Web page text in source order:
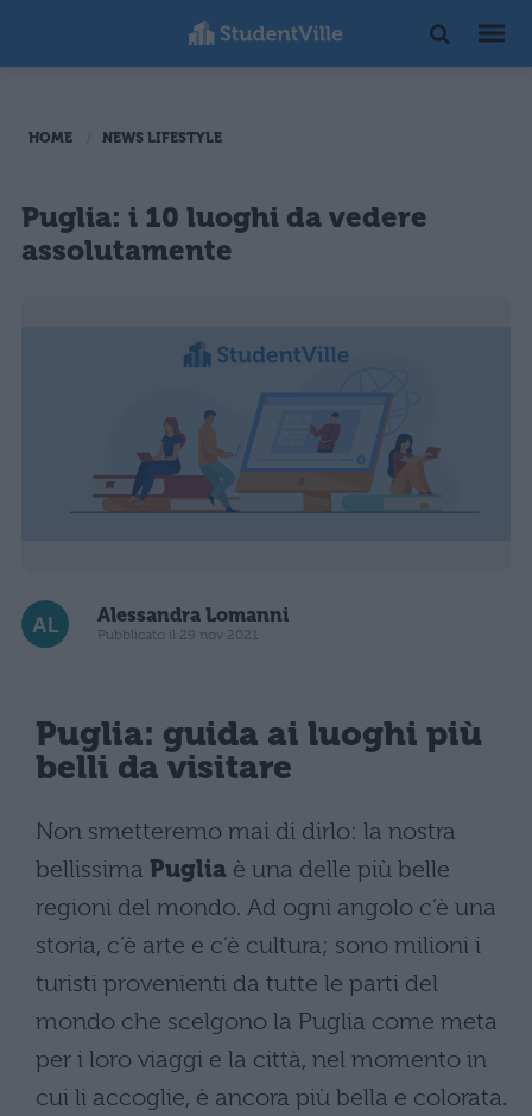
HOME NEWS LIFESTYLE
Puglia: i 10 luoghi da vedere
assolutamente
Alessandra Lomanni
Pubblicato il 29 nov 2021
Puglia: guida ai luoghi più
belli da visitare
Non smetteremo mai di dirlo: la nostra
bellissima Puglia è una delle più belle
regioni del mondo. Ad ogni angolo c’è una
storia, c’è arte e c’è cultura; sono milioni i
turisti provenienti da tutte le parti del
mondo che scelgono la Puglia come meta
per i loro viaggi e la città, nel momento in
cui li accoglie, è ancora più bella e colorata.